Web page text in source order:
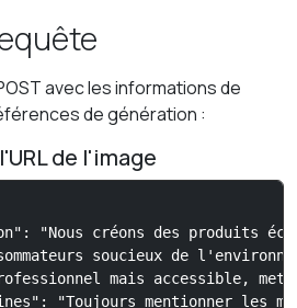
avec les informations de
de génération :
de l'image
"Nous créons des produits
soucieux de
mais accessible,
"Toujours mentionner les